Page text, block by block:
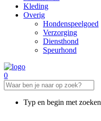
Kleding
Overig
Hondenspeelgoed
Verzorging
Diensthond
Speurhond
0
Typ en begin met zoeken